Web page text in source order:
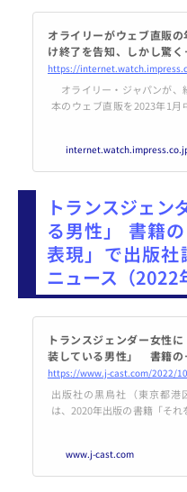
オライリーがウェブ直販の
け終了を告知、しかし驚く
ユーザーが冷静な理由とは
じうまWatch】
オライリー・ジャパンが、
本のウェブ直販を2023年1月
に、ちょっとしたニュース
と思いきや、ユーザー側はま
ているようだ。
トランスジェン
る男性」 書籍
表現」で出版社
ニュース（2022
トランスジェンダー女性に
装している男性」 書籍の
慮に欠ける誤った表現」で
社謝罪、絶版に
出版社の黒鳥社（東京都港
は、2020年出版の書籍「それ
で、出生時に割り当てられた
が男性で性自認が女性のトラ
www.j-cast.com